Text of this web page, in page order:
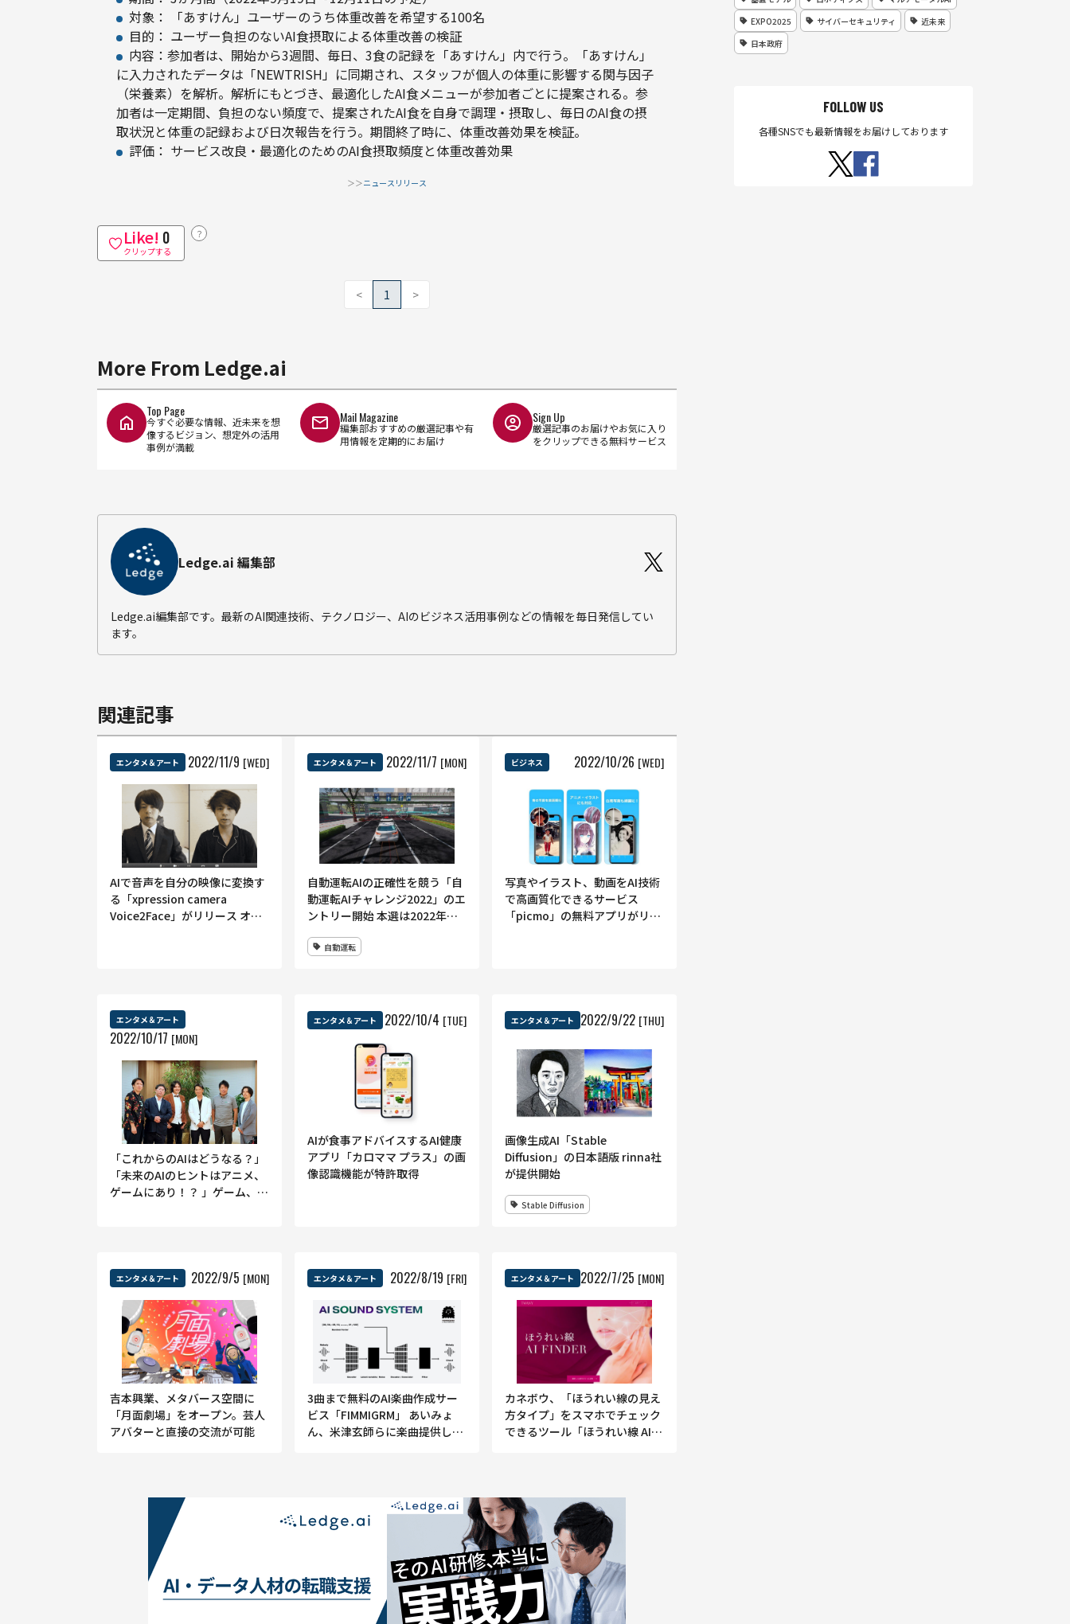
対象： 「あすけん」ユーザーのうち体重改善を希望する100名
目的： ユーザー負担のないAI食摂取による体重改善の検証
内容：参加者は、開始から3週間、毎日、3食の記録を「あすけん」内で行う。「あすけん」
に入力されたデータは「NEWTRISH」に同期され、スタッフが個人の体重に影響する関与因子
（栄養素）を解析。解析にもとづき、最適化したAI食メニューが参加者ごとに提案される。参
加者は一定期間、負担のない頻度で、提案されたAI食を自身で調理・摂取し、毎日のAI食の摂
取状況と体重の記録および日次報告を行う。期間終了時に、体重改善効果を検証。
評価： サービス改良・最適化のためのAI食摂取頻度と体重改善効果
＞＞ニュースリリース
Like! 0
クリップする
？
< 1 >
More From Ledge.ai
Top Page
今すぐ必要な情報、近未来を想
像するビジョン、想定外の活用
事例が満載
Mail Magazine
編集部おすすめの厳選記事や有
用情報を定期的にお届け
Sign Up
厳選記事のお届けやお気に入り
をクリップできる無料サービス
Ledge.ai 編集部
Ledge.ai編集部です。最新のAI関連技術、テクノロジー、AIのビジネス活用事例などの情報を毎日発信してい
ます。
関連記事
エンタメ＆アート 2022/11/9 [WED]
AIで音声を自分の映像に変換す
る「xpression camera
Voice2Face」がリリース オン
エンタメ＆アート 2022/11/7 [MON]
自動運転AIの正確性を競う「自
動運転AIチャレンジ2022」のエ
ントリー開始 本選は2022年末
自動運転
ビジネス 2022/10/26 [WED]
写真やイラスト、動画をAI技術
で高画質化できるサービス
「picmo」の無料アプリがリリ
エンタメ＆アート
2022/10/17 [MON]
「これからのAIはどうなる？」
「未来のAIのヒントはアニメ、
ゲームにあり！？ 」ゲーム、ア
エンタメ＆アート 2022/10/4 [TUE]
AIが食事アドバイスするAI健康
アプリ「カロママ プラス」の画
像認識機能が特許取得
エンタメ＆アート 2022/9/22 [THU]
画像生成AI「Stable
Diffusion」の日本語版 rinna社
が提供開始
Stable Diffusion
エンタメ＆アート 2022/9/5 [MON]
吉本興業、メタバース空間に
「月面劇場」をオープン。芸人
アバターと直接の交流が可能
エンタメ＆アート 2022/8/19 [FRI]
3曲まで無料のAI楽曲作成サー
ビス「FIMMIGRM」 あいみょ
ん、米津玄師らに楽曲提供した
エンタメ＆アート 2022/7/25 [MON]
カネボウ、「ほうれい線の見え
方タイプ」をスマホでチェック
できるツール「ほうれい線 AI
EXPO2025
サイバーセキュリティ
近未来
日本政府
FOLLOW US
各種SNSでも最新情報をお届けしております